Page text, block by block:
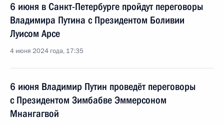
6 июня в Санкт-Петербурге пройдут переговоры
Владимира Путина с Президентом Боливии
Луисом Арсе
4 июня 2024 года, 17:35
6 июня Владимир Путин проведёт переговоры
с Президентом Зимбабве Эммерсоном
Мнангагвой